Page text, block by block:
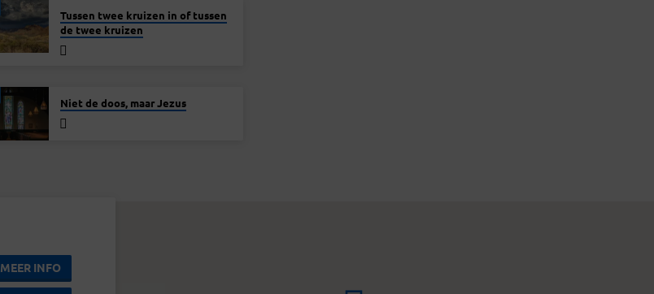
Tussen twee kruizen in of tussen
de twee kruizen
Niet de doos, maar Jezus
MEER INFO